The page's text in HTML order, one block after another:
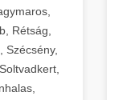
Rétság,
Szécsény,